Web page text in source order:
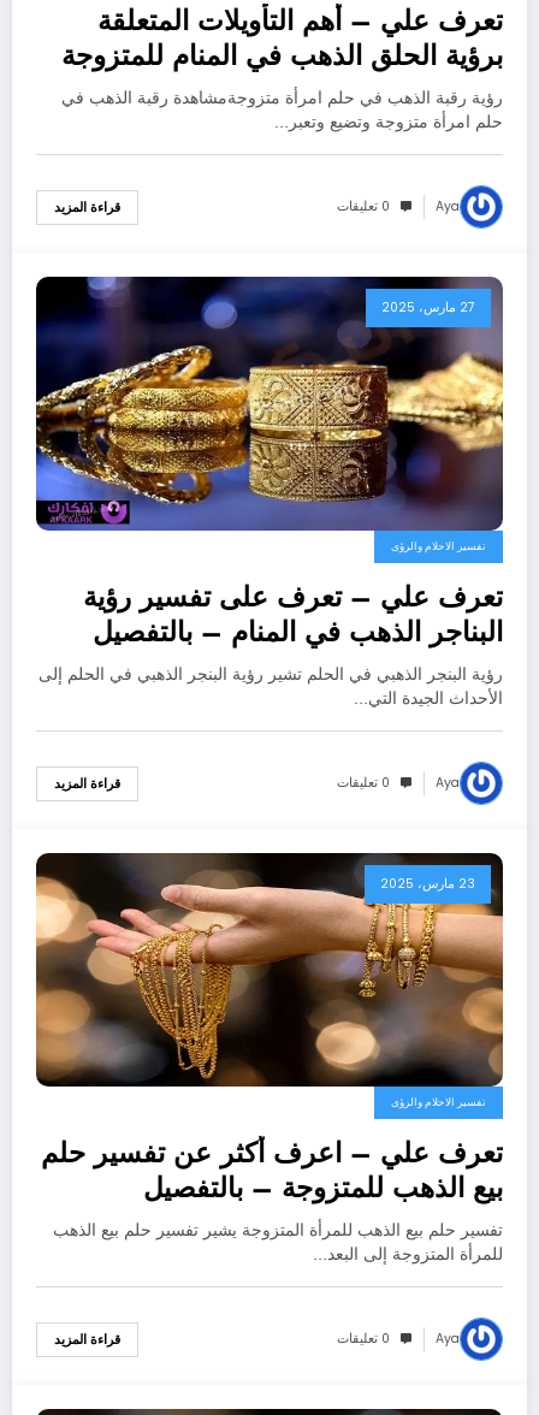
تعرف علي – أهم التأويلات المتعلقة
برؤية الحلق الذهب في المنام للمتزوجة
– بالتفصيل
رؤية رقبة الذهب في حلم امرأة متزوجةمشاهدة رقبة الذهب في
حلم امرأة متزوجة وتضيع وتعبر…
Aya 0 تعليقات قراءة المزيد
27 مارس، 2025
تفسير الاحلام والرؤى
تعرف علي – تعرف على تفسير رؤية
البناجر الذهب في المنام – بالتفصيل
رؤية البنجر الذهبي في الحلم تشير رؤية البنجر الذهبي في الحلم إلى
الأحداث الجيدة التي…
Aya 0 تعليقات قراءة المزيد
23 مارس، 2025
تفسير الاحلام والرؤى
تعرف علي – اعرف أكثر عن تفسير حلم
بيع الذهب للمتزوجة – بالتفصيل
تفسير حلم بيع الذهب للمرأة المتزوجة يشير تفسير حلم بيع الذهب
للمرأة المتزوجة إلى البعد…
Aya 0 تعليقات قراءة المزيد